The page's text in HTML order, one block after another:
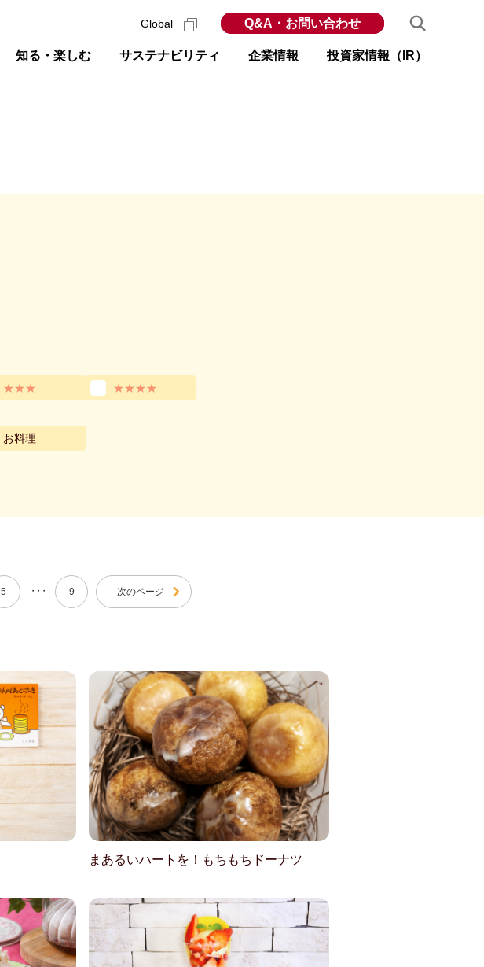
知る・楽しむ サステナビリティ 企業情報 投資家情報（IR）
Global Q&A・お問い合わせ
★★★ ★★★★
お料理
5 ・・・ 9 次のページ
まあるいハートを！もちもちドーナツ